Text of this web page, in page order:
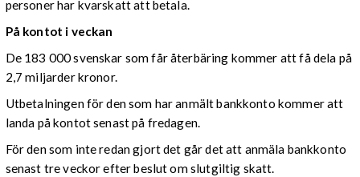
personer har kvarskatt att betala.
På kontot i veckan
De 183 000 svenskar som får återbäring kommer att få dela på
2,7 miljarder kronor.
Utbetalningen för den som har anmält bankkonto kommer att
landa på kontot senast på fredagen.
För den som inte redan gjort det går det att anmäla bankkonto
senast tre veckor efter beslut om slutgiltig skatt.